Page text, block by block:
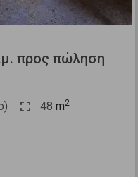
προς πώληση
48 m2